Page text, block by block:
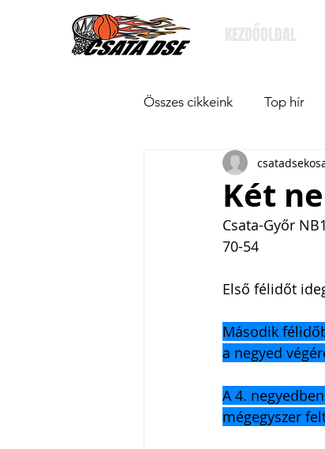
KEZDŐOLDAL
Összes cikkeink Top hír
Két
Csata-Győr
70-54
Első félidőt
Második
a negyed
A 4.
mégegyszer